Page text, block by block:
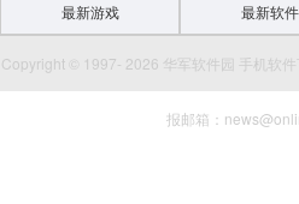
最新游戏 最新软件
Copyright © 1997- 2026 华军软件园 手机软
报邮箱：